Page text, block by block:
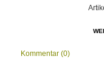
Kommentar (0)